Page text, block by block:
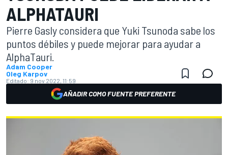
ALPHATAURI
Pierre Gasly considera que Yuki Tsunoda sabe los
puntos débiles y puede mejorar para ayudar a
AlphaTauri.
Adam Cooper
Oleg Karpov
Editado: 9 nov 2022, 11:59
AÑADIR COMO FUENTE PREFERENTE